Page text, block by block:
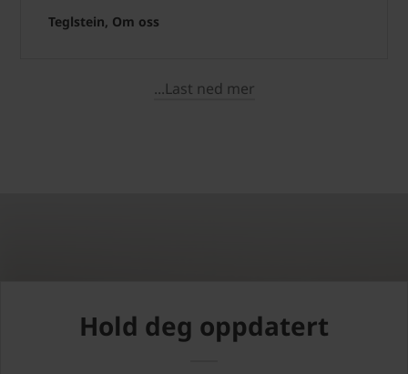
Teglstein, Om oss
...Last ned mer
Hold deg oppdatert